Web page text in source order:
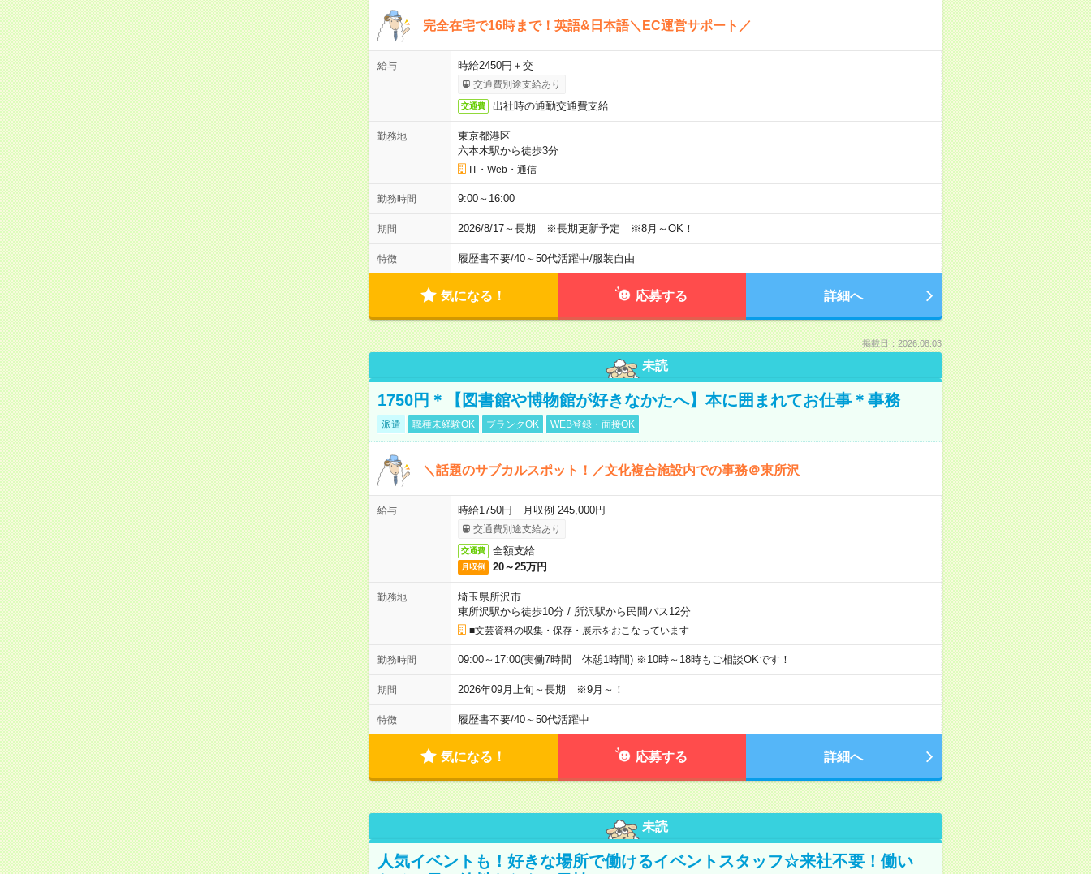
完全在宅で16時まで！英語&日本語＼EC運営サポート／
給与 時給2450円＋交
交通費別途支給あり
交通費 出社時の通勤交通費支給
勤務地
東京都港区
六本木駅から徒歩3分
IT・Web・通信
勤務時間 9:00～16:00
期間 2026/8/17～長期 ※長期更新予定 ※8月～OK！
特徴 履歴書不要/40～50代活躍中/服装自由
気になる！ 応募する 詳細へ
掲載日：2026.08.03
未読
1750円＊【図書館や博物館が好きなかたへ】本に囲まれてお仕事＊事務
派遣 職種未経験OK ブランクOK WEB登録・面接OK
＼話題のサブカルスポット！／文化複合施設内での事務＠東所沢
給与 時給1750円 月収例 245,000円
交通費別途支給あり
交通費 全額支給
月収例 20～25万円
勤務地
埼玉県所沢市
東所沢駅から徒歩10分/ 所沢駅から民間バス12分
■文芸資料の収集・保存・展示をおこなっています
勤務時間 09:00～17:00(実働7時間 休憩1時間) ※10時～18時もご相談OKです！
期間 2026年09月上旬～長期 ※9月～！
特徴 履歴書不要/40～50代活躍中
気になる！ 応募する 詳細へ
未読
人気イベントも！好きな場所で働けるイベントスタッフ☆来社不要！働い